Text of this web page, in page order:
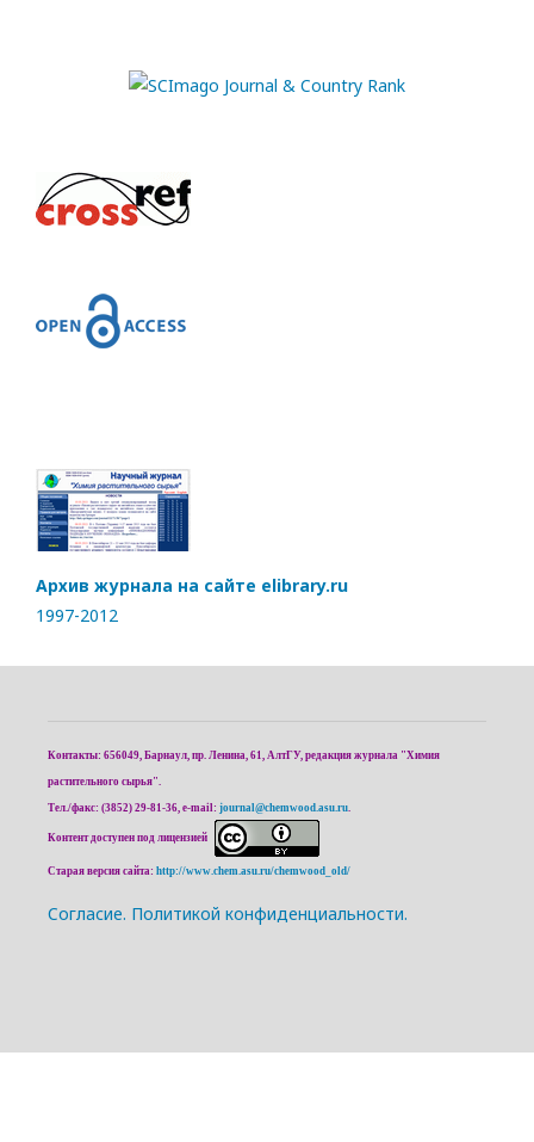
Архив журнала на сайте elibrary.ru
1997-2012
Контакты: 656049, Барнаул, пр. Ленина, 61, АлтГУ, редакция журнала "Химия
растительного сырья".
Тел./факс: (3852) 29-81-36, e-mail: journal@chemwood.asu.ru.
Контент доступен под лицензией
Старая версия сайта: http://www.chem.asu.ru/chemwood_old/
Cогласие. Политикой конфиденциальности.